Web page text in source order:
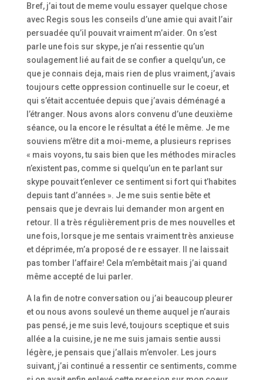
Bref, j’ai tout de meme voulu essayer quelque chose
avec Regis sous les conseils d’une amie qui avait l’air
persuadée qu’il pouvait vraiment m’aider. On s’est
parle une fois sur skype, je n’ai ressentie qu’un
soulagement lié au fait de se confier a quelqu’un, ce
que je connais deja, mais rien de plus vraiment, j’avais
toujours cette oppression continuelle sur le coeur, et
qui s’était accentuée depuis que j’avais déménagé a
l’étranger. Nous avons alors convenu d’une deuxième
séance, ou la encore le résultat a été le même. Je me
souviens m’être dit a moi-meme, a plusieurs reprises
« mais voyons, tu sais bien que les méthodes miracles
n’existent pas, comme si quelqu’un en te parlant sur
skype pouvait t’enlever ce sentiment si fort qui t’habites
depuis tant d’années ». Je me suis sentie bête et
pensais que je devrais lui demander mon argent en
retour. Il a très régulièrement pris de mes nouvelles et
une fois, lorsque je me sentais vraiment très anxieuse
et déprimée, m’a proposé de re essayer. Il ne laissait
pas tomber l’affaire! Cela m’embêtait mais j’ai quand
même accepté de lui parler.
A la fin de notre conversation ou j’ai beaucoup pleurer
et ou nous avons soulevé un theme auquel je n’aurais
pas pensé, je me suis levé, toujours sceptique et suis
allée a la cuisine, je ne me suis jamais sentie aussi
légère, je pensais que j’allais m’envoler. Les jours
suivant, j’ai continué a ressentir ce sentiments, comme